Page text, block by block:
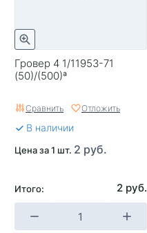
Гровер 4 1/11953-71
(50)/(500)ª
Сравнить Отложить
В наличии
Цена за 1 шт. 2 руб.
Итого: 2 руб.